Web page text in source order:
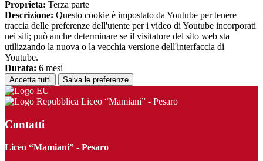
Proprieta: Terza parte
Descrizione: Questo cookie è impostato da Youtube per tenere
traccia delle preferenze dell'utente per i video di Youtube incorporati
nei siti; può anche determinare se il visitatore del sito web sta
utilizzando la nuova o la vecchia versione dell'interfaccia di
Youtube.
Durata: 6 mesi
Accetta tutti Salva le preferenze
Liceo “Mamiani” - Pesaro
Contatti
Liceo “Mamiani” - Pesaro